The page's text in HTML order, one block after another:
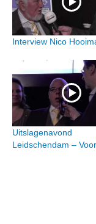
Interview Nico
Uitslagenavond
Leidschendam –